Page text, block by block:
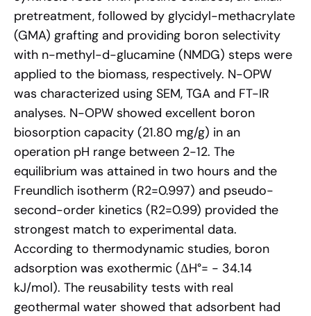
pretreatment, followed by glycidyl-methacrylate
(GMA) grafting and providing boron selectivity
with n-methyl-d-glucamine (NMDG) steps were
applied to the biomass, respectively. N-OPW
was characterized using SEM, TGA and FT-IR
analyses. N-OPW showed excellent boron
biosorption capacity (21.80 mg/g) in an
operation pH range between 2-12. The
equilibrium was attained in two hours and the
Freundlich isotherm (R2=0.997) and pseudo-
second-order kinetics (R2=0.99) provided the
strongest match to experimental data.
According to thermodynamic studies, boron
adsorption was exothermic (ΔH°= - 34.14
kJ/mol). The reusability tests with real
geothermal water showed that adsorbent had